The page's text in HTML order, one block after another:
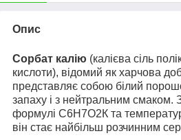
Опис
Сорбат калію (калієва сіль
кислоти), відомий як харчова
представляє собою білий
запаху і з нейтральним смаком.
формулі С6Н7О2К та
він стає найбільш розчинним